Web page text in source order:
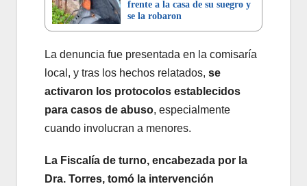
frente a la casa de su suegro y
se la robaron
La denuncia fue presentada en la comisaría
local, y tras los hechos relatados, se
activaron los protocolos establecidos
para casos de abuso, especialmente
cuando involucran a menores.
La Fiscalía de turno, encabezada por la
Dra. Torres, tomó la intervención